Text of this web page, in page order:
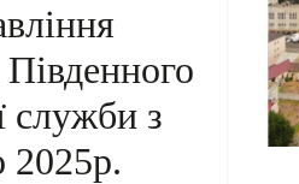
Південного
служби з
2025р.